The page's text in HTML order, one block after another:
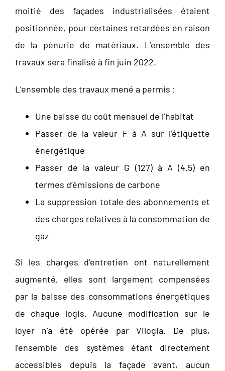
moitié des façades industrialisées étaient
positionnée, pour certaines retardées en raison
de la pénurie de matériaux. L’ensemble des
travaux sera finalisé à fin juin 2022.
L’ensemble des travaux mené a permis :
Une baisse du coût mensuel de l’habitat
Passer de la valeur F à A sur l’étiquette
énergétique
Passer de la valeur G (127) à A (4.5) en
termes d’émissions de carbone
La suppression totale des abonnements et
des charges relatives à la consommation de
gaz
Si les charges d’entretien ont naturellement
augmenté, elles sont largement compensées
par la baisse des consommations énergétiques
de chaque logis. Aucune modification sur le
loyer n’a été opérée par Vilogia. De plus,
l’ensemble des systèmes étant directement
accessibles depuis la façade avant, aucun